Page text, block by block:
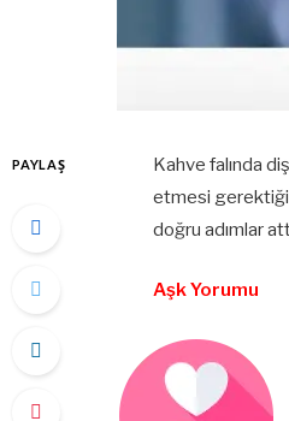
PAYLAŞ
Kahve falında
etmesi gerektiği
doğru adımlar
Aşk Yorumu